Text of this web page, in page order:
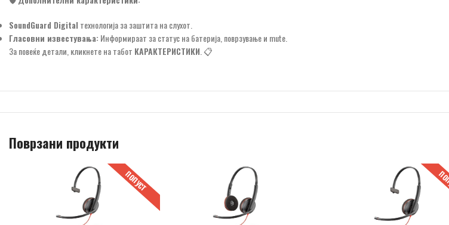
SoundGuard Digital технологија за заштита на слухот.
Гласовни известувања: Информираат за статус на батерија, поврзување и mute.
За повеќе детали, кликнете на табот КАРАКТЕРИСТИКИ . 📋
Поврзани продукти
ПОПУСТ